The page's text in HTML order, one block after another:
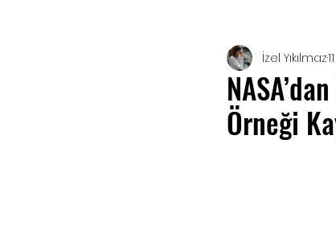
Örneği
İzel Yıkılmaz